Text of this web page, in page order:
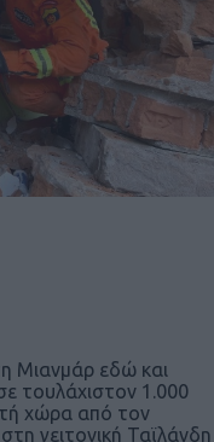
Μιανμάρ εδώ και
τουλάχιστον 1.000
χώρα από τον
γειτονική Ταϊλάνδη